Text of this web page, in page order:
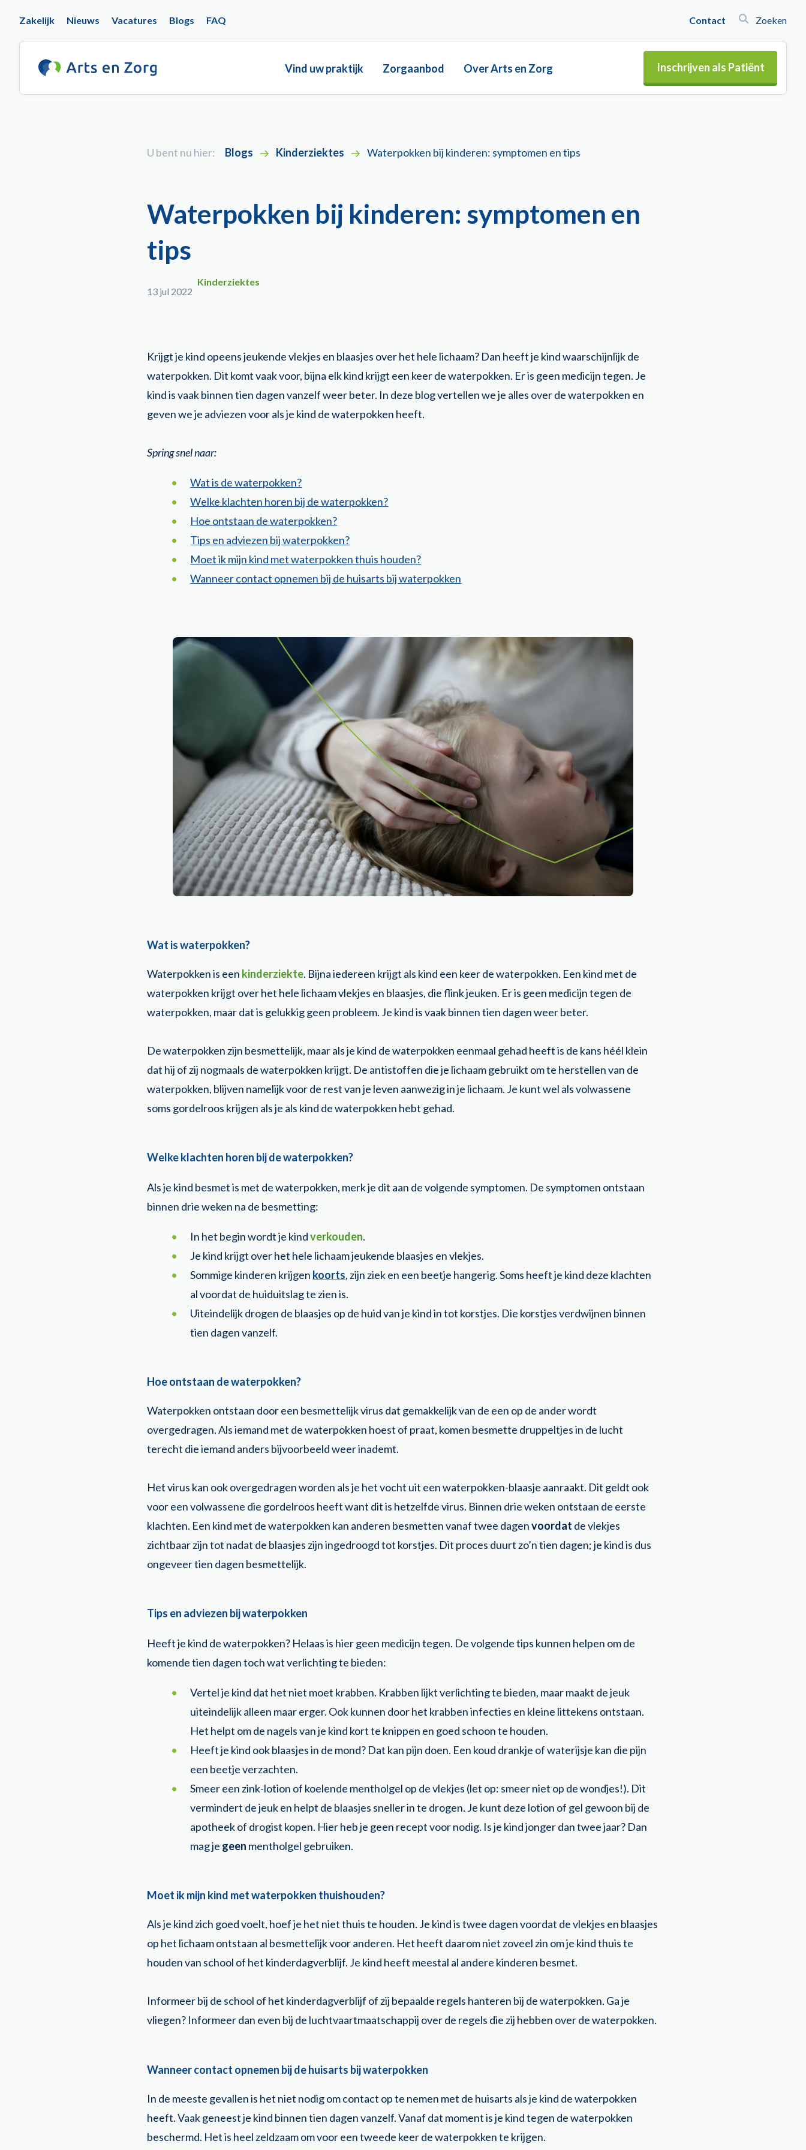
Main
Vind uw praktijk Zorgaanbod Over Arts en Zorg Inschrijven als Patiënt
Top
navigation
Zakelijk Nieuws Vacatures Blogs FAQ Contact Zoeken
U bent nu hier: Blogs Kinderziektes Waterpokken bij kinderen: symptomen en tips
Waterpokken bij kinderen: symptomen en
tips
13 jul 2022
Kinderziektes
Krijgt je kind opeens jeukende vlekjes en blaasjes over het hele lichaam? Dan heeft je kind waarschijnlijk de
waterpokken. Dit komt vaak voor, bijna elk kind krijgt een keer de waterpokken. Er is geen medicijn tegen. Je
kind is vaak binnen tien dagen vanzelf weer beter. In deze blog vertellen we je alles over de waterpokken en
geven we je adviezen voor als je kind de waterpokken heeft.
Spring snel naar:
Wat is de waterpokken?
Welke klachten horen bij de waterpokken?
Hoe ontstaan de waterpokken?
Tips en adviezen bij waterpokken?
Moet ik mijn kind met waterpokken thuis houden?
Wanneer contact opnemen bij de huisarts bij waterpokken
Wat is waterpokken?
Waterpokken is een kinderziekte. Bijna iedereen krijgt als kind een keer de waterpokken. Een kind met de
waterpokken krijgt over het hele lichaam vlekjes en blaasjes, die flink jeuken. Er is geen medicijn tegen de
waterpokken, maar dat is gelukkig geen probleem. Je kind is vaak binnen tien dagen weer beter.
De waterpokken zijn besmettelijk, maar als je kind de waterpokken eenmaal gehad heeft is de kans héél klein
dat hij of zij nogmaals de waterpokken krijgt. De antistoffen die je lichaam gebruikt om te herstellen van de
waterpokken, blijven namelijk voor de rest van je leven aanwezig in je lichaam. Je kunt wel als volwassene
soms gordelroos krijgen als je als kind de waterpokken hebt gehad.
Welke klachten horen bij de waterpokken?
Als je kind besmet is met de waterpokken, merk je dit aan de volgende symptomen. De symptomen ontstaan
binnen drie weken na de besmetting:
In het begin wordt je kindverkouden.
Je kind krijgt over het hele lichaam jeukende blaasjes en vlekjes.
Sommige kinderen krijgen koorts, zijn ziek en een beetje hangerig. Soms heeft je kind deze klachten
al voordat de huiduitslag te zien is.
Uiteindelijk drogen de blaasjes op de huid van je kind in tot korstjes. Die korstjes verdwijnen binnen
tien dagen vanzelf.
Hoe ontstaan de waterpokken?
Waterpokken ontstaan door een besmettelijk virus dat gemakkelijk van de een op de ander wordt
overgedragen. Als iemand met de waterpokken hoest of praat, komen besmette druppeltjes in de lucht
terecht die iemand anders bijvoorbeeld weer inademt.
Het virus kan ook overgedragen worden als je het vocht uit een waterpokken-blaasje aanraakt. Dit geldt ook
voor een volwassene die gordelroos heeft want dit is hetzelfde virus. Binnen drie weken ontstaan de eerste
klachten. Een kind met de waterpokken kan anderen besmetten vanaf twee dagenvoordat de vlekjes
zichtbaar zijn tot nadat de blaasjes zijn ingedroogd tot korstjes. Dit proces duurt zo’n tien dagen; je kind is dus
ongeveer tien dagen besmettelijk.
Tips en adviezen bij waterpokken
Heeft je kind de waterpokken? Helaas is hier geen medicijn tegen. De volgende tips kunnen helpen om de
komende tien dagen toch wat verlichting te bieden:
Vertel je kind dat het niet moet krabben. Krabben lijkt verlichting te bieden, maar maakt de jeuk
uiteindelijk alleen maar erger. Ook kunnen door het krabben infecties en kleine littekens ontstaan.
Het helpt om de nagels van je kind kort te knippen en goed schoon te houden.
Heeft je kind ook blaasjes in de mond? Dat kan pijn doen. Een koud drankje of waterijsje kan die pijn
een beetje verzachten.
Smeer een zink-lotion of koelende mentholgel op de vlekjes (let op: smeer niet op de wondjes!). Dit
vermindert de jeuk en helpt de blaasjes sneller in te drogen. Je kunt deze lotion of gel gewoon bij de
apotheek of drogist kopen. Hier heb je geen recept voor nodig. Is je kind jonger dan twee jaar? Dan
mag je geen mentholgel gebruiken.
Moet ik mijn kind met waterpokken thuishouden?
Als je kind zich goed voelt, hoef je het niet thuis te houden. Je kind is twee dagen voordat de vlekjes en blaasjes
op het lichaam ontstaan al besmettelijk voor anderen. Het heeft daarom niet zoveel zin om je kind thuis te
houden van school of het kinderdagverblijf. Je kind heeft meestal al andere kinderen besmet.
Informeer bij de school of het kinderdagverblijf of zij bepaalde regels hanteren bij de waterpokken. Ga je
vliegen? Informeer dan even bij de luchtvaartmaatschappij over de regels die zij hebben over de waterpokken.
Wanneer contact opnemen bij de huisarts bij waterpokken
In de meeste gevallen is het niet nodig om contact op te nemen met de huisarts als je kind de waterpokken
heeft. Vaak geneest je kind binnen tien dagen vanzelf. Vanaf dat moment is je kind tegen de waterpokken
beschermd. Het is heel zeldzaam om voor een tweede keer de waterpokken te krijgen.